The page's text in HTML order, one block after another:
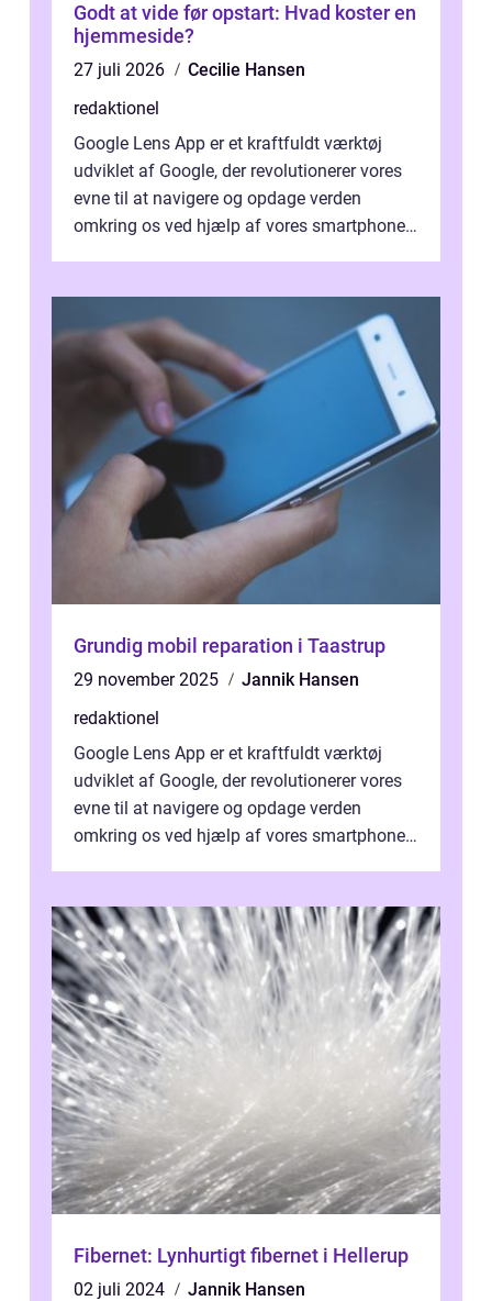
Godt at vide før opstart: Hvad koster en
hjemmeside?
27 juli 2026
Cecilie Hansen
redaktionel
Google Lens App er et kraftfuldt værktøj
udviklet af Google, der revolutionerer vores
evne til at navigere og opdage verden
omkring os ved hjælp af vores smartphones.
Grundig mobil reparation i Taastrup
29 november 2025
Jannik Hansen
redaktionel
Google Lens App er et kraftfuldt værktøj
udviklet af Google, der revolutionerer vores
evne til at navigere og opdage verden
omkring os ved hjælp af vores smartphones.
Fibernet: Lynhurtigt fibernet i Hellerup
02 juli 2024
Jannik Hansen